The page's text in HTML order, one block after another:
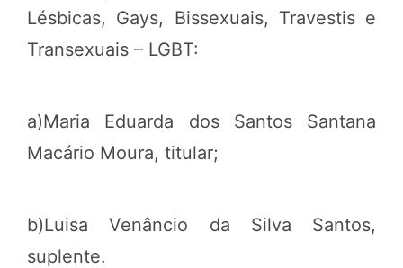
Lésbicas, Gays, Bissexuais, Travestis e
Transexuais – LGBT:
a)Maria Eduarda dos Santos Santana
Macário Moura, titular;
b)Luisa Venâncio da Silva Santos,
suplente.